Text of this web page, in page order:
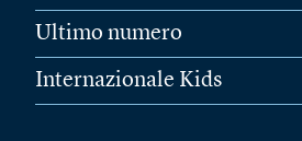
Ultimo numero
Internazionale Kids